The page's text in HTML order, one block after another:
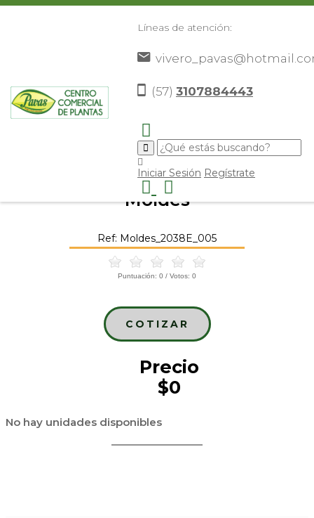
Líneas de atención:
(57) 3107884443
Iniciar Sesión Regístrate
Elementos Decorativos>Otros
Moldes >
Moldes
Ref: Moldes_2038E_005
Puntuación: 0 / Votos: 0
COTIZAR
Precio
$0
No hay unidades disponibles